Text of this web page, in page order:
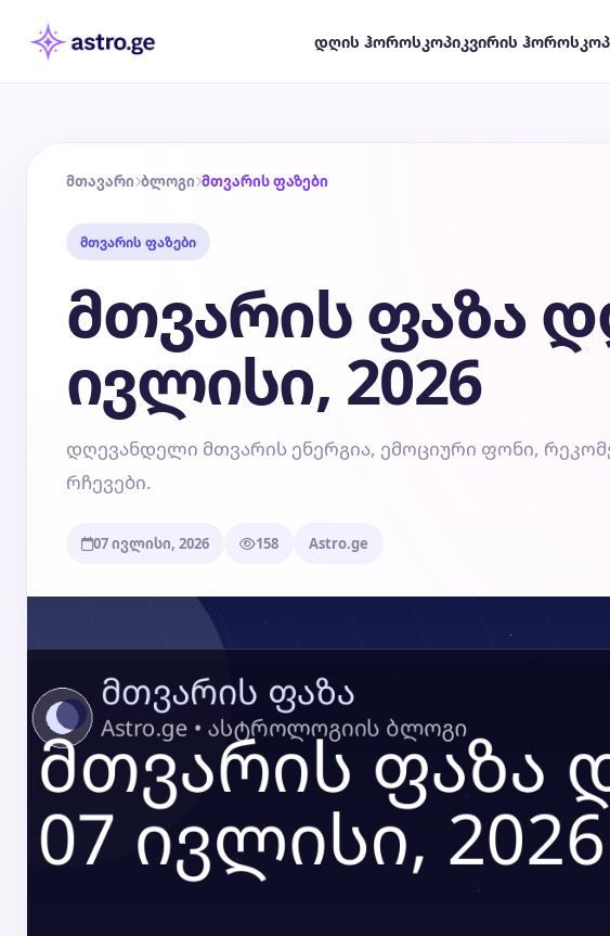
დღის ჰოროსკოპიკვირის
მთავარი ბლოგი მთვარის ფაზები
მთვარის ფაზები
მთვარის ფაზა
ივლისი, 2026
დღევანდელი მთვარის ენერგია, ემოციური ფონი,
რჩევები.
07 ივლისი, 2026 158 Astro.ge